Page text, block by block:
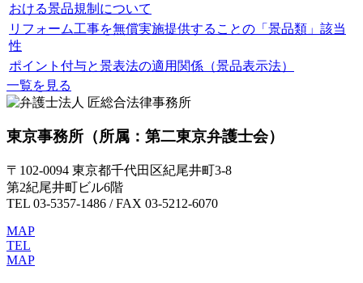
おける景品規制について
リフォーム工事を無償実施提供することの「景品類」該当
性
ポイント付与と景表法の適用関係（景品表示法）
一覧を見る
東京事務所 （所属：第二東京弁護士会）
〒102-0094 東京都千代田区紀尾井町3-8
第2紀尾井町ビル6階
TEL 03-5357-1486 / FAX 03-5212-6070
MAP
TEL
MAP